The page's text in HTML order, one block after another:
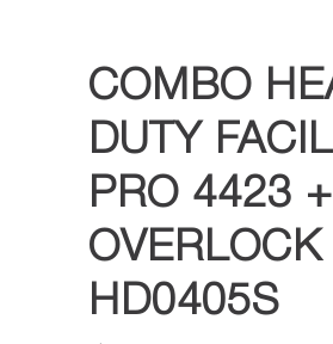
COMBO
DUTY
PRO 4423 +
OVERLOCK
HD0405S